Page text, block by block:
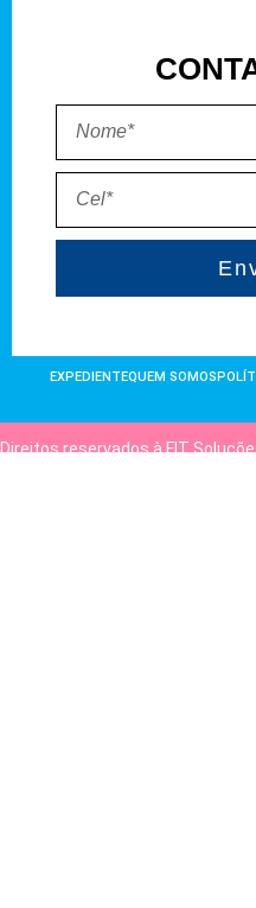
EXPEDIENTEQUEM SOMOS
Direitos reservados à FIT